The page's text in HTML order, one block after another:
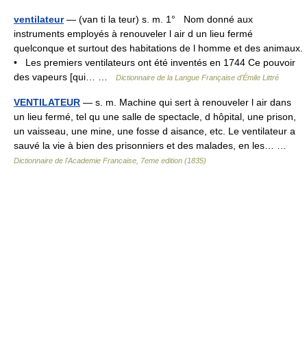
ventilateur— (van ti la teur) s. m. 1° Nom donné aux
instruments employés à renouveler l air d un lieu fermé
quelconque et surtout des habitations de l homme et des animaux.
• Les premiers ventilateurs ont été inventés en 1744 Ce pouvoir
des vapeurs [qui… …
Dictionnaire de la Langue Française d'Émile Littré
VENTILATEUR — s. m. Machine qui sert à renouveler l air dans
un lieu fermé, tel qu une salle de spectacle, d hôpital, une prison,
un vaisseau, une mine, une fosse d aisance, etc. Le ventilateur a
sauvé la vie à bien des prisonniers et des malades, en les… …
Dictionnaire de l'Academie Francaise, 7eme edition (1835)